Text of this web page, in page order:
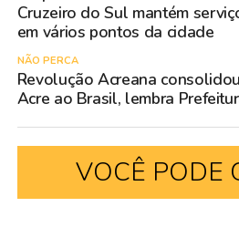
Cruzeiro do Sul mantém
em vários pontos da cidade
NÃO PERCA
Revolução Acreana
Acre ao Brasil, lembra
VOCÊ PODE